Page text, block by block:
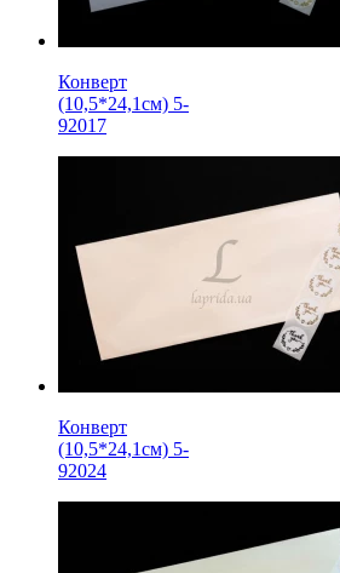
Конверт
(10,5*24,1см) 5-
92017
Конверт
(10,5*24,1см) 5-
92024